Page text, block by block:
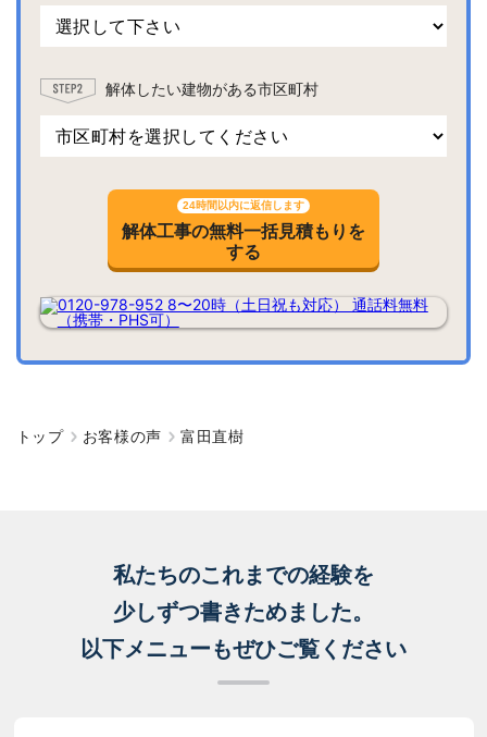
解体したい建物がある市区町村
24時間以内に返信します
解体工事の無料一括見積もりを
する
トップ お客様の声 富田直樹
私たちのこれまでの経験を
少しずつ書きためました。
以下メニューもぜひご覧ください